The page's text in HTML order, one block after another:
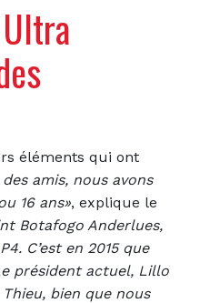
éléments qui ont
des amis, nous avons
16 ans», explique le
Botafogo Anderlues,
C’est en 2015 que
président actuel, Lillo
bien que nous